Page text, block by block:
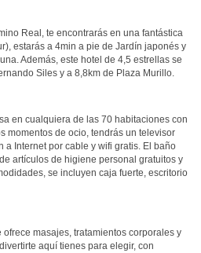
Real, te encontrarás en una fantástica
estarás a 4min a pie de Jardín japonés y
Además, este hotel de 4,5 estrellas se
Siles y a 8,8km de Plaza Murillo.
en cualquiera de las 70 habitaciones con
momentos de ocio, tendrás un televisor
a Internet por cable y wifi gratis. El baño
artículos de higiene personal gratuitos y
se incluyen caja fuerte, escritorio
masajes, tratamientos corporales y
aquí tienes para elegir, con